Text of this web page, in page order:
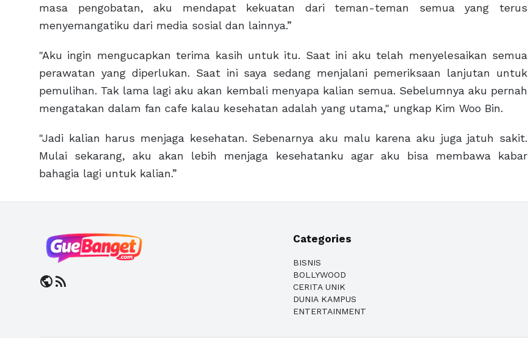
masa pengobatan, aku mendapat kekuatan dari teman-teman semua yang terus
menyemangatiku dari media sosial dan lainnya.”
"Aku ingin mengucapkan terima kasih untuk itu. Saat ini aku telah menyelesaikan semua
perawatan yang diperlukan. Saat ini saya sedang menjalani pemeriksaan lanjutan untuk
pemulihan. Tak lama lagi aku akan kembali menyapa kalian semua. Sebelumnya aku pernah
mengatakan dalam fan cafe kalau kesehatan adalah yang utama," ungkap Kim Woo Bin.
"Jadi kalian harus menjaga kesehatan. Sebenarnya aku malu karena aku juga jatuh sakit.
Mulai sekarang, aku akan lebih menjaga kesehatanku agar aku bisa membawa kabar
bahagia lagi untuk kalian.”
publicrss_feed
Categories
BISNIS
BOLLYWOOD
CERITA UNIK
DUNIA KAMPUS
ENTERTAINMENT